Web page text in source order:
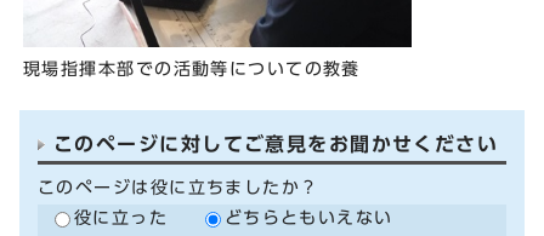
現場指揮本部での活動等についての教養
このページに対してご意見をお聞かせください
このページは役に立ちましたか？
役に立った
どちらともいえない